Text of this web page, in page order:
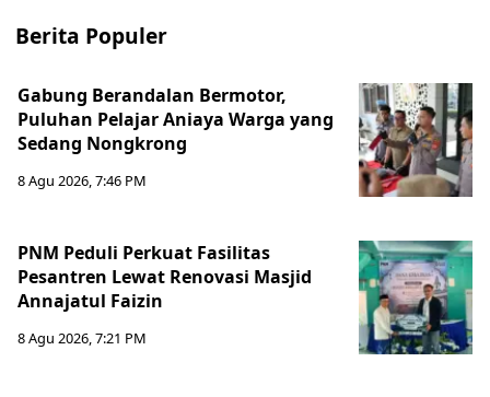
Berita Populer
Gabung Berandalan Bermotor,
Puluhan Pelajar Aniaya Warga yang
Sedang Nongkrong
8 Agu 2026, 7:46 PM
PNM Peduli Perkuat Fasilitas
Pesantren Lewat Renovasi Masjid
Annajatul Faizin
8 Agu 2026, 7:21 PM